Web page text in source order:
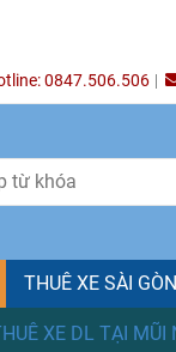
0847.506.506
THUÊ XE SÀI GÒN
XE DL TẠI MŨI